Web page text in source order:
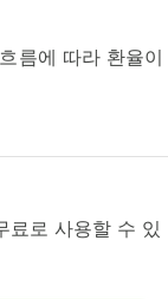
름에 따라 환율이
료로 사용할 수 있